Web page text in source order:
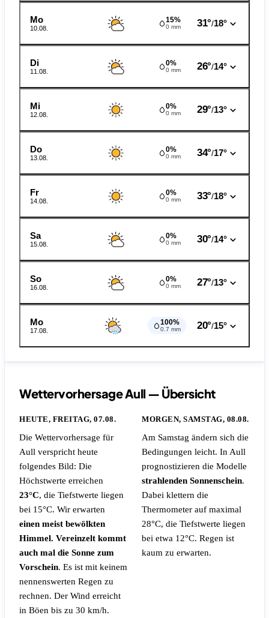
Mo
10.08.
15%
0 mm 31°/18°
Di
11.08.
0%
0 mm 26°/14°
Mi
12.08.
0%
0 mm 29°/13°
Do
13.08.
0%
0 mm 34°/17°
Fr
14.08.
0%
0 mm 33°/18°
Sa
15.08.
0%
0 mm 30°/14°
So
16.08.
0%
0 mm 27°/13°
Mo
17.08.
100%
0.7 mm 20°/15°
Wettervorhersage Aull — Übersicht
HEUTE, FREITAG, 07.08.
Die Wettervorhersage für
Aull verspricht heute
folgendes Bild: Die
Höchstwerte erreichen
23°C, die Tiefstwerte liegen
bei 15°C. Wir erwarten
einen meist bewölkten
Himmel. Vereinzelt kommt
auch mal die Sonne zum
Vorschein. Es ist mit keinem
nennenswerten Regen zu
rechnen. Der Wind erreicht
in Böen bis zu 30 km/h.
MORGEN, SAMSTAG, 08.08.
Am Samstag ändern sich die
Bedingungen leicht. In Aull
prognostizieren die Modelle
strahlenden Sonnenschein.
Dabei klettern die
Thermometer auf maximal
28°C, die Tiefstwerte liegen
bei etwa 12°C. Regen ist
kaum zu erwarten.